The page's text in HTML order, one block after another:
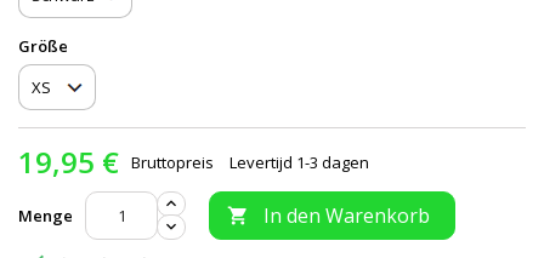
Größe
19,95 € Bruttopreis Levertijd 1-3 dagen
Menge  In den Warenkorb